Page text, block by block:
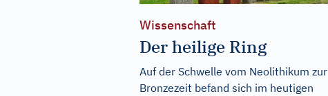
Wissenschaft
Der heilige Ring
Auf der Schwelle vom Neolithikum zur
Bronzezeit befand sich im heutigen